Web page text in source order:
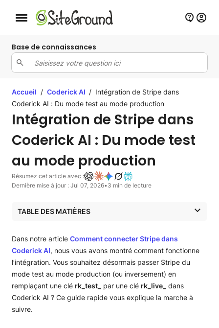
Bouton de navigation mobile
Base de connaissances
Accueil / Coderick AI / Intégration de Stripe dans
Coderick AI : Du mode test au mode production
Intégration de Stripe dans
Coderick AI : Du mode test
au mode production
Résumez cet article avec :
Dernière mise à jour : Jul 07, 2026•3 min de lecture
TABLE DES MATIÈRES
Deux cas possibles pour une clé de test
Cas A : Votre compte Stripe n’est pas encore activé
Cas B : Votre compte Stripe est déjà activé
Comment échanger une clé de test par une clé de
production dans Coderick AI
Ce qui change lorsque vous passez en production
Comment éviter les erreurs courantes
Gérer votre connexion Stripe après être passé en
Dans notre article Comment connecter Stripe dans
Coderick AI, nous vous avons montré comment fonctionne
l’intégration. Vous souhaitez désormais passer Stripe du
mode test au mode production (ou inversement) en
remplaçant une clé rk_test_ par une clé rk_live_
dans
Coderick AI ? Ce guide rapide vous explique la marche à
suivre.